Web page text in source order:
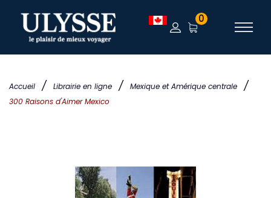
Accueil / Librairie en ligne / Mexique et Amérique centrale /
300 Raisons d'Aimer Mexico
0